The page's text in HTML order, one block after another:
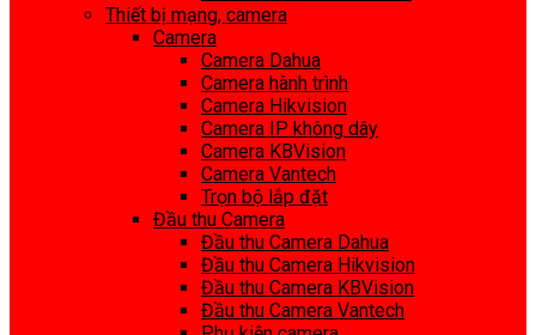
Thiết bị mạng, camera
Camera
Camera Dahua
Camera hành trình
Camera Hikvision
Camera IP không dây
Camera KBVision
Camera Vantech
Trọn bộ lắp đặt
Đầu thu Camera
Đầu thu Camera Dahua
Đầu thu Camera Hikvision
Đầu thu Camera KBVision
Đầu thu Camera Vantech